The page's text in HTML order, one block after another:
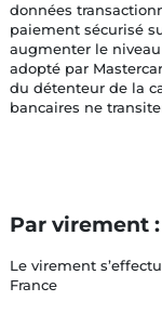
données
paiement sécurisé
augmenter le
adopté par
du détenteur de la
bancaires ne
Par virement :
Le virement
France